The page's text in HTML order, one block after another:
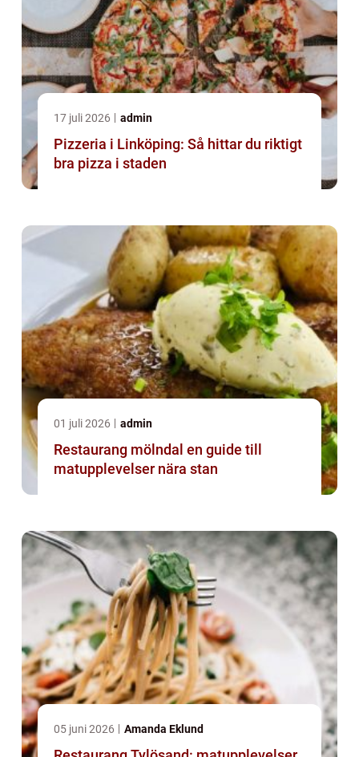
17 juli 2026 admin
Pizzeria i Linköping: Så hittar du riktigt
bra pizza i staden
01 juli 2026 admin
Restaurang mölndal en guide till
matupplevelser nära stan
05 juni 2026 Amanda Eklund